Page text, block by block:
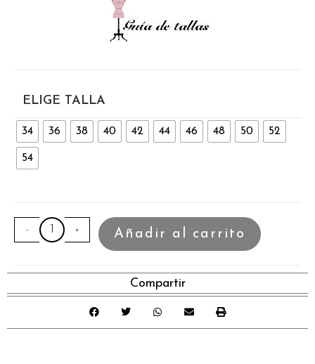
ELIGE TALLA
34 36 38 40 42 44 46 48 50 52
54
- + Añadir al carrito
Compartir